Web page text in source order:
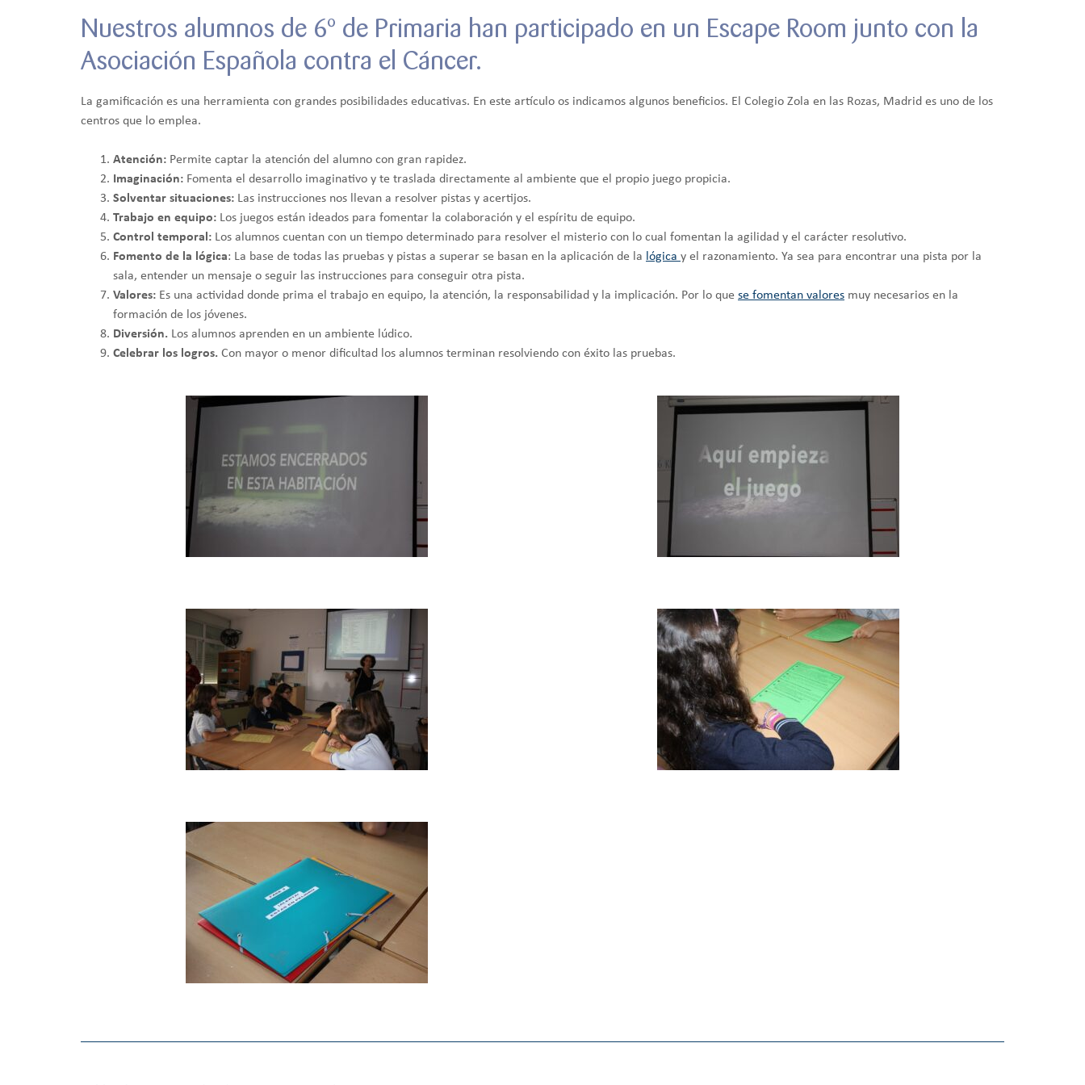
Nuestros alumnos de 6º de Primaria han participado en un Escape Room junto con la
Asociación Española contra el Cáncer.
La gamificación es una herramienta con grandes posibilidades educativas. En este artículo os indicamos algunos beneficios. El Colegio Zola en las Rozas, Madrid es uno de los
centros que lo emplea.
Atención: Permite captar la atención del alumno con gran rapidez.
Imaginación: Fomenta el desarrollo imaginativo y te traslada directamente al ambiente que el propio juego propicia.
Solventar situaciones: Las instrucciones nos llevan a resolver pistas y acertijos.
Trabajo en equipo: Los juegos están ideados para fomentar la colaboración y el espíritu de equipo.
Control temporal: Los alumnos cuentan con un tiempo determinado para resolver el misterio con lo cual fomentan la agilidad y el carácter resolutivo.
Fomento de la lógica: La base de todas las pruebas y pistas a superar se basan en la aplicación de la lógica y el razonamiento. Ya sea para encontrar una pista por la
sala, entender un mensaje o seguir las instrucciones para conseguir otra pista.
Valores: Es una actividad donde prima el trabajo en equipo, la atención, la responsabilidad y la implicación. Por lo que se fomentan valores muy necesarios en la
formación de los jóvenes.
Diversión. Los alumnos aprenden en un ambiente lúdico.
Celebrar los logros. Con mayor o menor dificultad los alumnos terminan resolviendo con éxito las pruebas.